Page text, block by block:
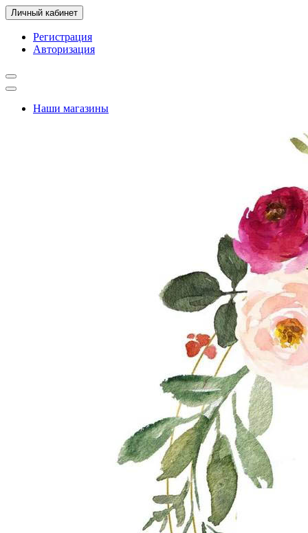
Личный кабинет
Регистрация
Авторизация
Наши магазины